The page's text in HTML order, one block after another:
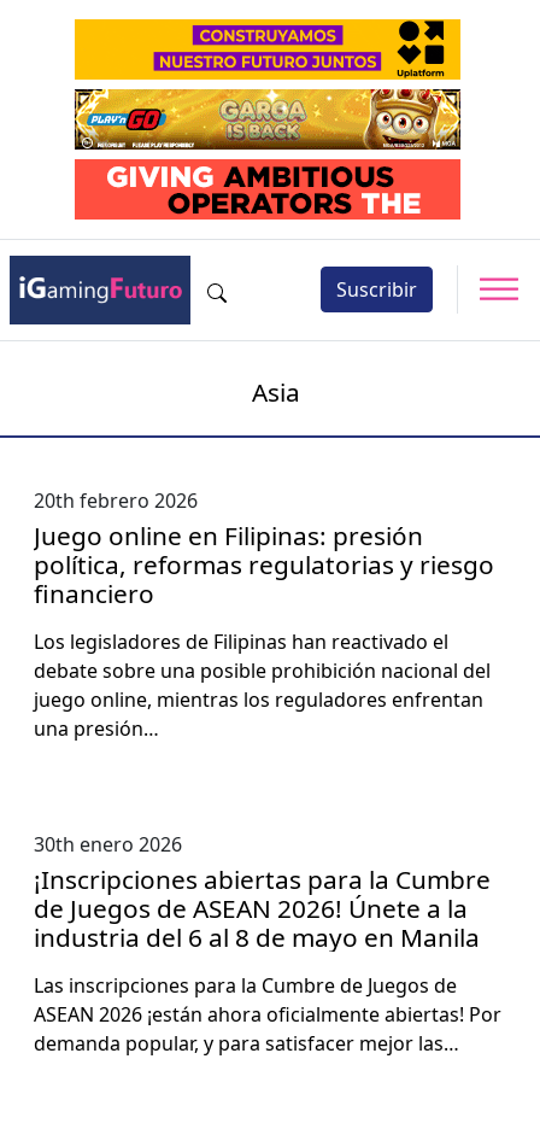
Suscribir
Asia
20th febrero 2026
Juego online en Filipinas: presión
política, reformas regulatorias y riesgo
financiero
Los leg­is­ladores de Fil­ip­inas han reac­ti­va­do el
debate sobre una posi­ble pro­hibi­ción nacional del
juego online, mien­tras los reg­u­ladores enfrentan
una pre­sión…
30th enero 2026
¡Inscripciones abiertas para la Cumbre
de Juegos de ASEAN 2026! Únete a la
industria del 6 al 8 de mayo en Manila
Las inscrip­ciones para la Cum­bre de Jue­gos de
ASEAN 2026 ¡están aho­ra ofi­cial­mente abier­tas! Por
deman­da pop­u­lar, y para sat­is­fac­er mejor las…